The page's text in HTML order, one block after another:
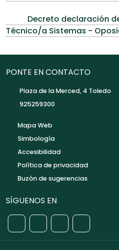
Decreto declaración
Técnico/a Sistemas -
PONTE EN CONTACTO
Plaza de la Merced, 4 Toledo
925259300
Mapa Web
Simbología
Accesibilidad
Política de privacidad
Buzón de sugerencias
SÍGUENOS EN